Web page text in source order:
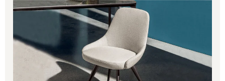
726.00€
through
825.00€